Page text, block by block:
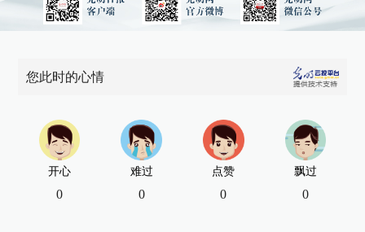
您此时的心情
开心
0
难过
0
点赞
0
飘过
0